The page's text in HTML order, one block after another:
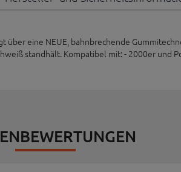
eine NEUE, bahnbrechende
standhält. Kompatibel mit: - 2000er und